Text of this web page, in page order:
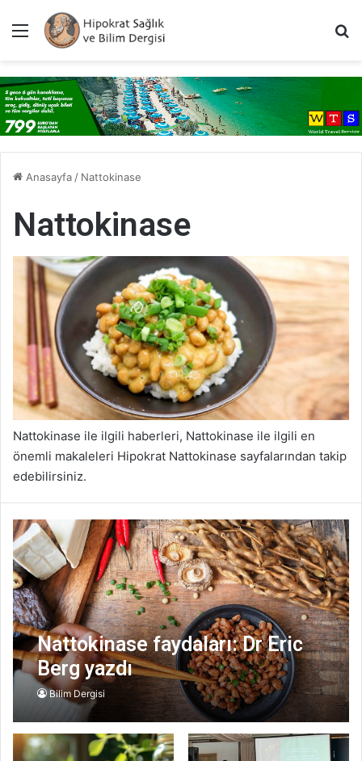
Menü
Anasayfa / Nattokinase
Nattokinase
Nattokinase ile ilgili haberleri, Nattokinase ile ilgili en
önemli makaleleri Hipokrat Nattokinase sayfalarından takip
edebilirsiniz.
Nattokinase faydaları: Dr Eric
Berg yazdı
Bilim Dergisi